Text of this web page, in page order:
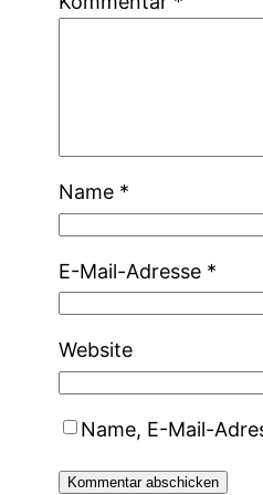
Name *
E-Mail-Adresse *
Website
Name, E-Mail-